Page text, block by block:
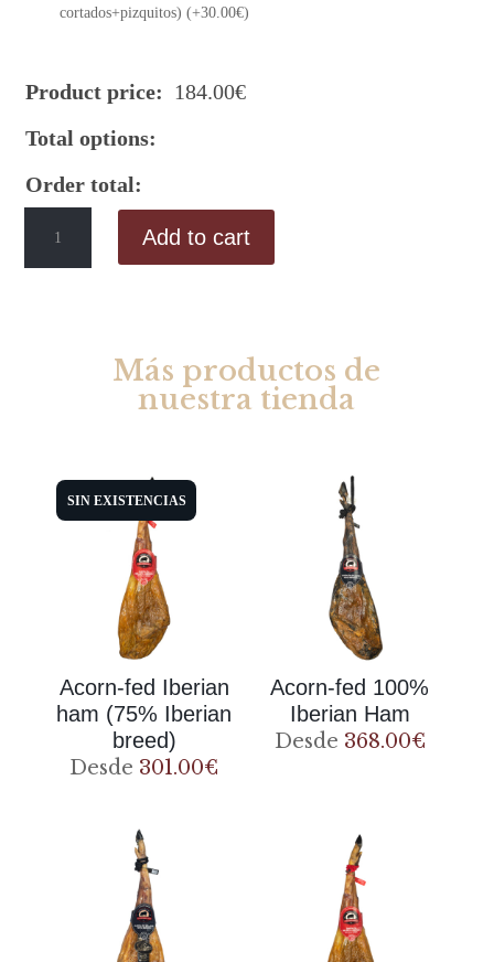
cortados+pizquitos)(+30.00€)
Product price: 184.00€
Total options:
Order total:
range-
fed
Add to cart
Más productos de
nuestra tienda
SIN EXISTENCIAS
Acorn-fed Iberian
ham (75% Iberian
breed)
Desde 301.00€
Acorn-fed 100%
Iberian Ham
Desde 368.00€